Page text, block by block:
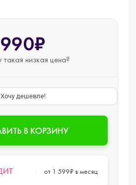
такая низкая цена?
Хочу дешевле!
В КОРЗИНУ
от 1 599₽ в месяц